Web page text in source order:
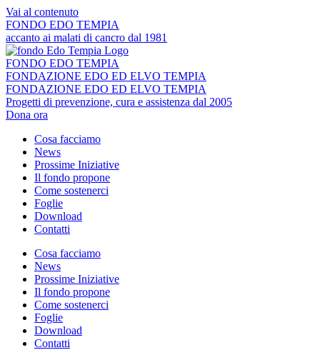
Vai al contenuto
FONDO EDO TEMPIA
accanto ai malati di cancro dal 1981
FONDO EDO TEMPIA
FONDAZIONE EDO ED ELVO TEMPIA
FONDAZIONE EDO ED ELVO TEMPIA
Progetti di prevenzione, cura e assistenza dal 2005
Dona ora
Cosa facciamo
News
Prossime Iniziative
Il fondo propone
Come sostenerci
Foglie
Download
Contatti
Cosa facciamo
News
Prossime Iniziative
Il fondo propone
Come sostenerci
Foglie
Download
Contatti